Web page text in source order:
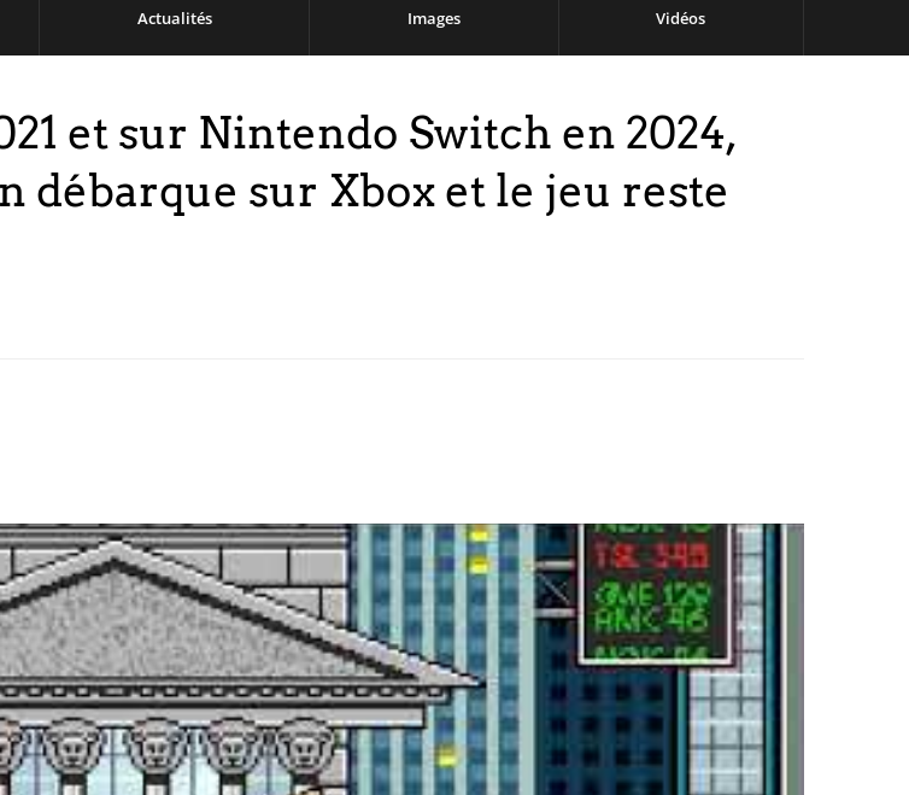
Actualités Images Vidéos
et sur Nintendo Switch en 2024,
débarque sur Xbox et le jeu reste